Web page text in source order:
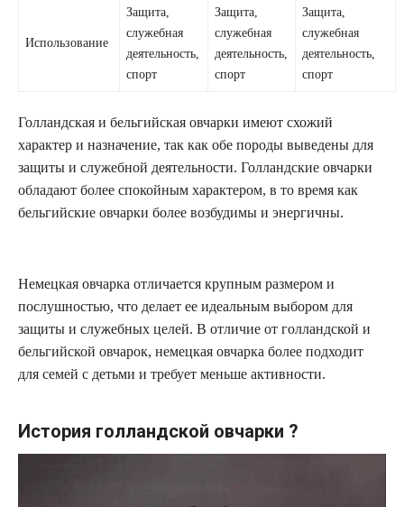
Использование
Защита,
служебная
деятельность,
спорт
Защита,
служебная
деятельность,
спорт
Защита,
служебная
деятельность,
спорт
Голландская и бельгийская овчарки имеют схожий
характер и назначение, так как обе породы выведены для
защиты и служебной деятельности. Голландские овчарки
обладают более спокойным характером, в то время как
бельгийские овчарки более возбудимы и энергичны.
Немецкая овчарка отличается крупным размером и
послушностью, что делает ее идеальным выбором для
защиты и служебных целей. В отличие от голландской и
бельгийской овчарок, немецкая овчарка более подходит
для семей с детьми и требует меньше активности.
История голландской овчарки ?